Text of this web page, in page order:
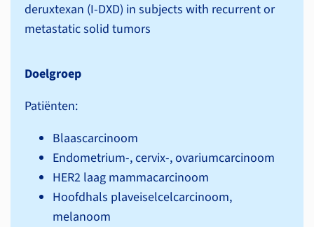
deruxtexan (I-DXD) in subjects with recurrent or
metastatic solid tumors
Doelgroep
Patiënten:
Blaascarcinoom
Endometrium-, cervix-, ovariumcarcinoom
HER2 laag mammacarcinoom
Hoofdhals plaveiselcelcarcinoom,
melanoom